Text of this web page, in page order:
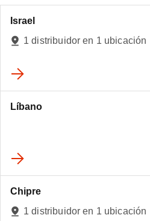
Israel
1 distribuidor en 1 ubicación
Líbano
Chipre
1 distribuidor en 1 ubicación